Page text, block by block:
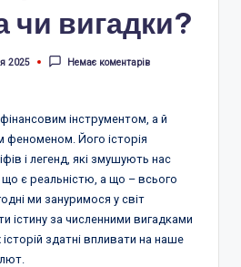
чи вигадки?
2025 Немає коментарів
інструментом, а й
феноменом. Його історія
і легенд, які змушують нас
є реальністю, а що – всього
ми зануримося у світ
істину за численними вигадками
історій здатні впливати на наше